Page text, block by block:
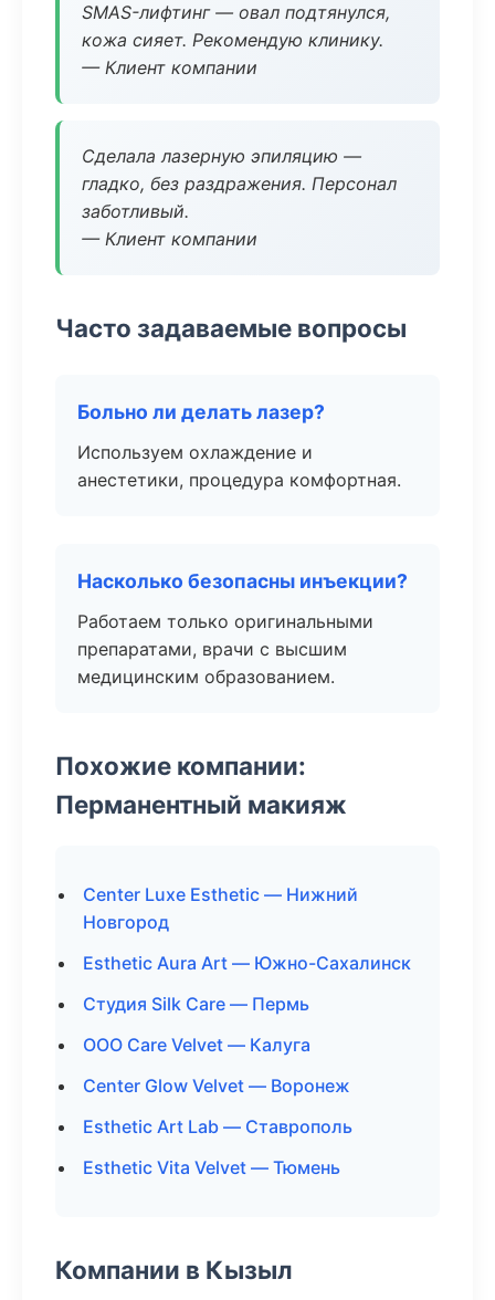
SMAS-лифтинг — овал подтянулся,
кожа сияет. Рекомендую клинику.
— Клиент компании
Сделала лазерную эпиляцию —
гладко, без раздражения. Персонал
заботливый.
— Клиент компании
Часто задаваемые вопросы
Больно ли делать лазер?
Используем охлаждение и
анестетики, процедура комфортная.
Насколько безопасны инъекции?
Работаем только оригинальными
препаратами, врачи с высшим
медицинским образованием.
Похожие компании:
Перманентный макияж
Center Luxe Esthetic — Нижний
Новгород
Esthetic Aura Art — Южно-Сахалинск
Студия Silk Care — Пермь
ООО Care Velvet — Калуга
Center Glow Velvet — Воронеж
Esthetic Art Lab — Ставрополь
Esthetic Vita Velvet — Тюмень
Компании в Кызыл